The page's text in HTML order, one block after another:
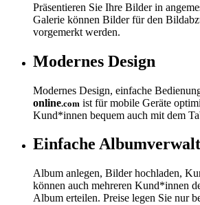
Präsentieren Sie Ihre Bilder in
Galerie können Bilder für den
vorgemerkt werden.
Modernes Design
Modernes Design, einfache
online.com ist für mobile Geräte
Kund*innen bequem auch mit dem
Einfache
Album anlegen, Bilder hochladen,
können auch mehreren Kund*innen
Album erteilen. Preise legen Sie nur